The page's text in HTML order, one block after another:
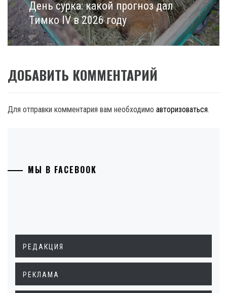
Next
post:
День сурка: какой прогноз дал
Тимко IV в 2026 году
ДОБАВИТЬ КОММЕНТАРИЙ
Для отправки комментария вам необходимо авторизоваться.
МЫ В FACEBOOK
РЕДАКЦИЯ
РЕКЛАМА